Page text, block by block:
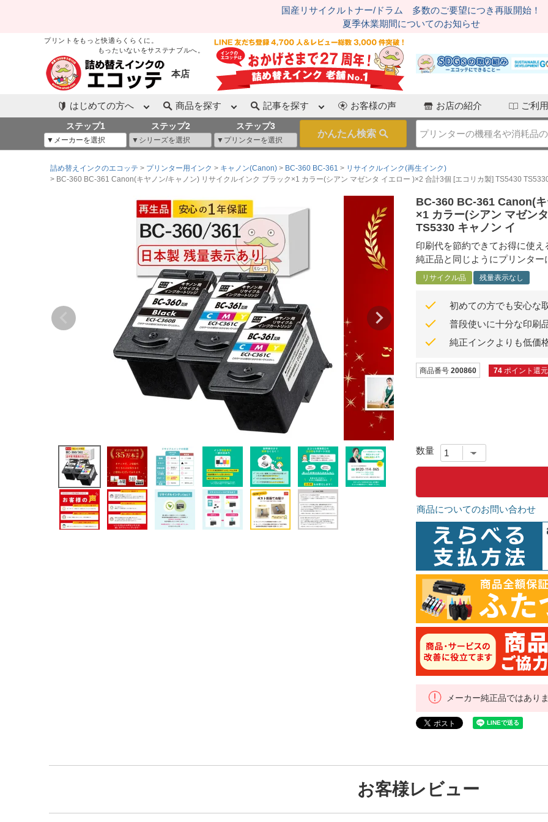
国産リサイクルトナー/ドラム 多数のご要望につき再販開始！
夏季休業期間についてのお知らせ
プリントをもっと快適らくらくに。
もったいないをサステナブルへ。
本店
はじめての方へ 商品を探す 記事を探す お客様の声 お店の紹介 ご利
ステップ1 ステップ2 ステップ3
詰め替えインクのエコッテ プリンター用インク キャノン(Canon) BC-360 BC-361
リサイクルインク(再生インク)
BC-360 BC-361 Canon(キヤノン/キャノン) リサイクルインク ブラック×1 カラー(シアン マゼンタ イエロー )×2 合計3個 [エコリカ製] TS5430
BC-360 BC-361 Canon(
×1 カラー(シアン マゼン
TS5330 キャノン イ
印刷代を節約できてお得に使え
純正品と同じようにプリンター
リサイクル品 残量表示なし
初めての方でも安心な
普段使いに十分な印刷
純正インクよりも低価
商品番号 200860 74 ポイント還元
商品についてのお問い合わせ
メーカー純正品ではあり
お客様レビュー